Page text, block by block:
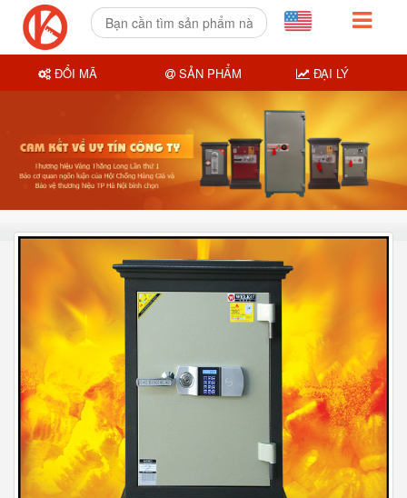
ĐỔI MÃ SẢN PHẨM ĐẠI LÝ